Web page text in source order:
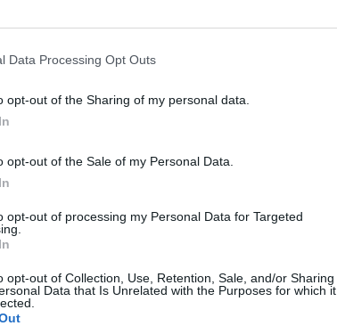
Data Processing Opt Outs
opt-out of the Sharing of my personal data.
opt-out of the Sale of my Personal Data.
opt-out of processing my Personal Data for Targeted
opt-out of Collection, Use, Retention, Sale, and/or Sharing
Data that Is Unrelated with the Purposes for which it